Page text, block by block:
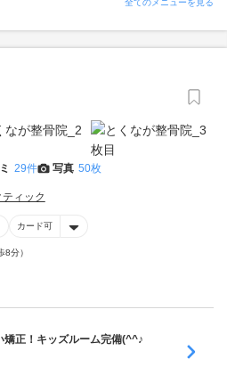
全てのメニューを見る
29件 写真 50枚
ィック
カード可
分）
正！キッズルーム完備(^^♪